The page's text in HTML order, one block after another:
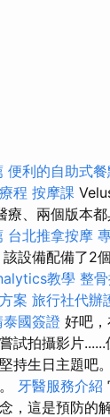
便利的自助式
程 按摩課
療、兩個版本
台北推拿按摩
設備配備了2
教學 整
案 旅行社代辦
國簽證 好吧，
試拍攝影片
持生日主題吧
牙醫服務介紹
，這是預防的